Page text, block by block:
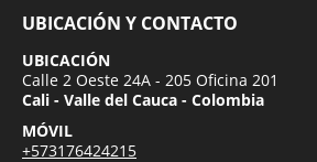
UBICACIÓN Y CONTACTO
UBICACIÓN
Calle 2 Oeste 24A - 205 Oficina 201
Cali - Valle del Cauca - Colombia
MÓVIL
+573176424215